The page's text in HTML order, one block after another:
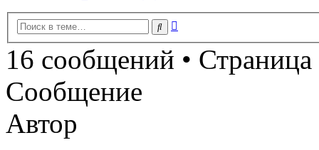
Поиск
16 сообщений • Страница
Сообщение
Автор